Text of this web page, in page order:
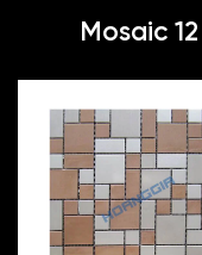
Mosaic 12